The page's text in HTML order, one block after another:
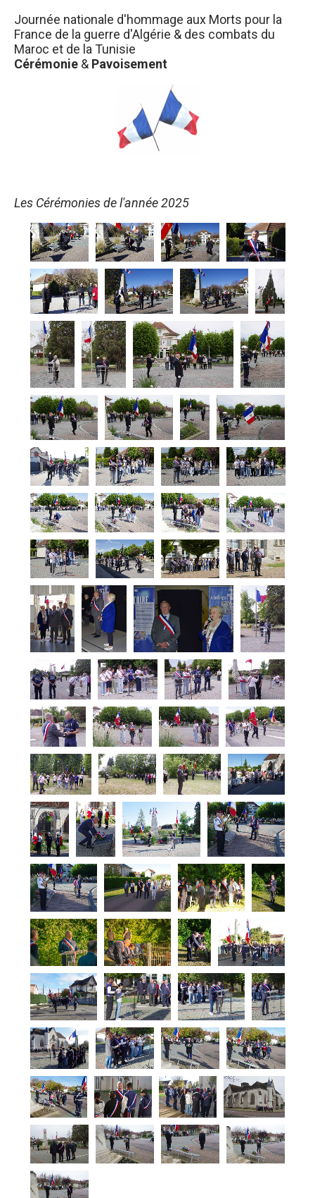
Journée nationale d'hommage aux Morts pour la
France de la guerre d'Algérie & des combats du
Maroc et de la Tunisie
Cérémonie & Pavoisement
Les Cérémonies de l'année 2025